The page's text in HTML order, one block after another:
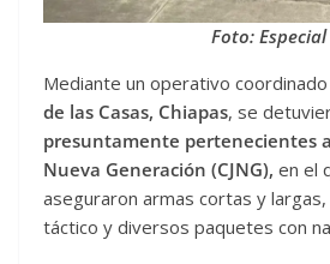
Foto: Especial
Mediante un operativo coordinado
de las Casas, Chiapas, se
presuntamente pertenecientes
Nueva Generación (CJNG), en el
aseguraron armas cortas y
táctico y diversos paquetes con